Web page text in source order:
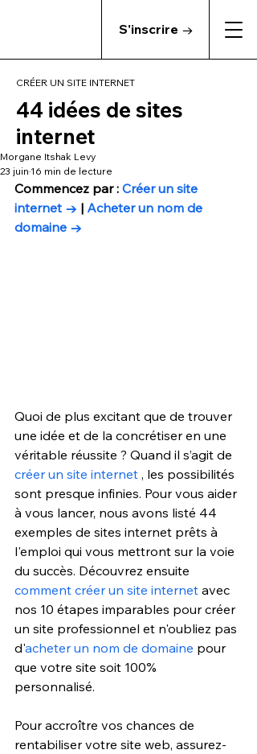
S'inscrire →
CRÉER UN SITE INTERNET
44 idées de sites
internet
Morgane Itshak Levy
23 juin 16 min de lecture
Commencez par : Créer un site
internet → | Acheter un nom de
domaine →
Quoi de plus excitant que de trouver
une idée et de la concrétiser en une
véritable réussite ? Quand il s’agit de
créer un site internet , les possibilités
sont presque infinies. Pour vous aider
à vous lancer, nous avons listé 44
exemples de sites internet prêts à
l'emploi qui vous mettront sur la voie
du succès. Découvrez ensuite
comment créer un site internet avec
nos 10 étapes imparables pour créer
un site professionnel et n'oubliez pas
d'acheter un nom de domaine pour
que votre site soit 100%
personnalisé.
Pour accroître vos chances de
rentabiliser votre site web, assurez-